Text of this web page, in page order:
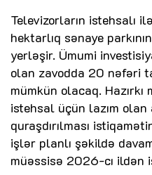
Televizorların istehsalı
hektarlıq sənaye
yerləşir. Ümumi
olan zavodda 20 nəfəri
mümkün olacaq.
istehsal üçün lazım olan
quraşdırılması
işlər planlı şəkildə
müəssisə 2026-cı ildən